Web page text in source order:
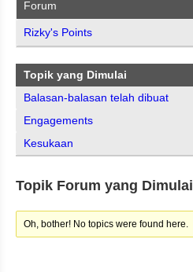
Forum
Rizky's Points
Topik yang Dimulai
Balasan-balasan telah dibuat
Engagements
Kesukaan
Topik Forum yang Dimulai
Oh, bother! No topics were found here.